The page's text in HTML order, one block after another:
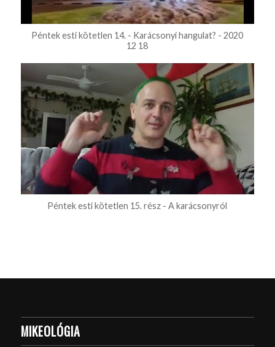
Péntek esti kötetlen 14. - Karácsonyi hangulat? - 2020
12 18
Péntek esti kötetlen 15. rész - A karácsonyról
MIKEOLÓGIA